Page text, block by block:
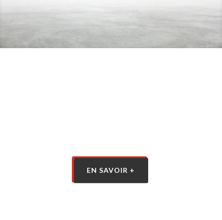
EN SAVOIR +